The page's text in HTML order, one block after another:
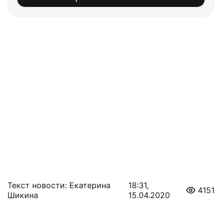
Текст новости: Екатерина
Шикина
18:31,
15.04.2020
4151